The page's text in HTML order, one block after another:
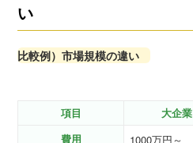
い
比較例）市場規模の違い
項目 大企業
費用
1000万円～